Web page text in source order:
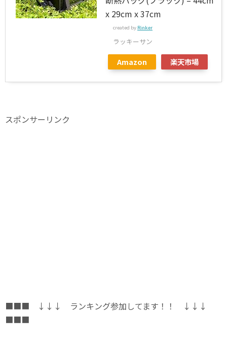
x 29cm x 37cm
created by Rinker
ラッキーサン
Amazon 楽天市場
スポンサーリンク
■■■ ↓↓↓ ランキング参加してます！！ ↓↓↓
■■■